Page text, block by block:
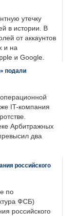
утечку
в истории. В
от аккаунтов
и на
и Google.
подали
IT-компания
Арбитражных
два
российского
по
ФСБ)
российского